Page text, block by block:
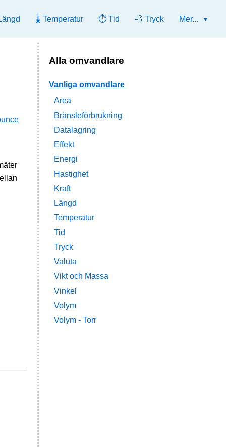
🌡️ Temperatur ⏱️ Tid 💨 Tryck Mer...
Alla omvandlare
Vanliga omvandlare
Area
Bränsleförbrukning
Datalagring
Effekt
Energi
Hastighet
Kraft
Längd
Temperatur
Tid
Tryck
Valuta
Vikt och Massa
Vinkel
Volym
Volym - Torr